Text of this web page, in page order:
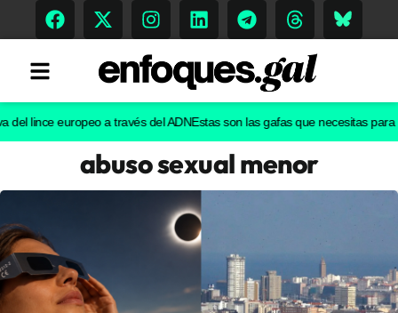
Gastronomía
europeo a través del ADNEstas son las gafas que necesitas para ver
abuso sexual menor